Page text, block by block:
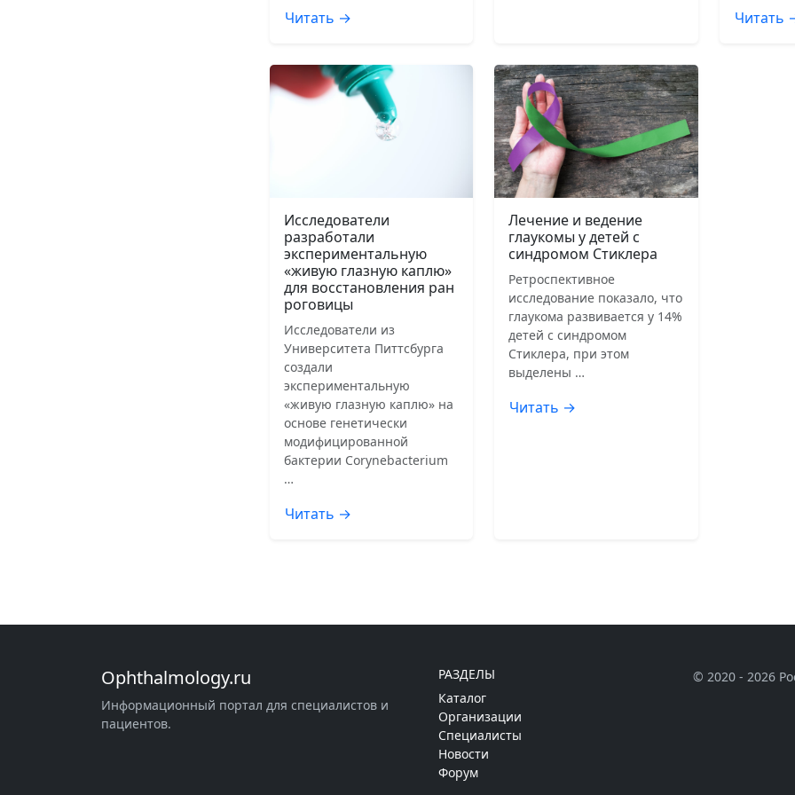
Читать → Читать
Исследователи
разработали
экспериментальную
«живую глазную каплю»
для восстановления ран
роговицы
Исследователи из
Университета Питтсбурга
создали
экспериментальную
«живую глазную каплю» на
основе генетически
модифицированной
бактерии Corynebacterium
…
Читать →
Лечение и ведение
глаукомы у детей с
синдромом Стиклера
Ретроспективное
исследование показало, что
глаукома развивается у 14%
детей с синдромом
Стиклера, при этом
выделены …
Читать →
Ophthalmology.ru
Информационный портал для специалистов и
пациентов.
РАЗДЕЛЫ
Каталог
Организации
Специалисты
Новости
Форум
© 2020 - 2026